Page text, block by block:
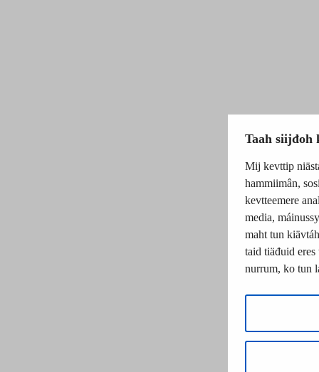
Taah siijđoh
Mij kevttip
hammiimân,
kevtteemere
media,
maht tun
taid tiäđuid
nurrum, ko tun